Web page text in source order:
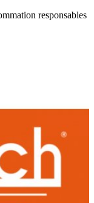
responsables